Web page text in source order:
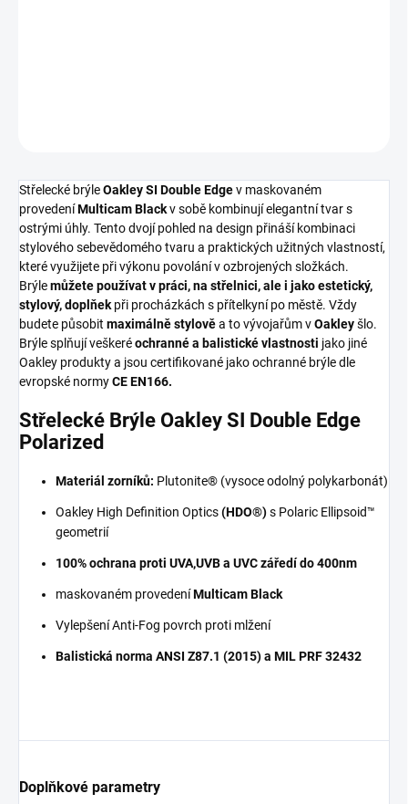
Střelecké brýleOakley SI Double Edgev maskovaném
provedeníMulticam Blackv sobě kombinují elegantní tvar s
ostrými úhly. Tento dvojí pohled na design přináší kombinaci
stylového sebevědomého tvaru a praktických užitných vlastností,
které využijete při výkonu povolání v ozbrojených složkách.
Brýlemůžete používat v práci, na střelnici, ale i jako estetický,
stylový, doplňekpři procházkách s přítelkyní po městě. Vždy
budete působit maximálně stylověa to vývojařům vOakleyšlo.
Brýle splňují veškeréochranné a balistické vlastnosti jako jiné
Oakley produkty a jsou certifikované jako ochranné brýle dle
evropské normyCE EN166.
Střelecké Brýle Oakley SI Double Edge
Polarized
Materiál zorníků: Plutonite® (vysoce odolný polykarbonát)
Oakley High Definition Optics(HDO®)s Polaric Ellipsoid™
geometrií
100% ochrana proti UVA,UVB a UVC záředí do 400nm
maskovaném provedeníMulticam Black
Vylepšení Anti-Fog povrch proti mlžení
Balistická norma ANSI Z87.1 (2015) a MIL PRF 32432
Doplňkové parametry